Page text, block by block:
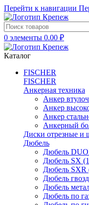
Перейти к навигации
0 элементы 0.00 ₽
Каталог
FISCHER
FISCHER
Анкерная техника
Анкер
Анкер
Анкер
Анкерный
Диски отрезные и
Дюбель
Дюбель
Дюбель SX
Дюбель SXR
Дюбель
Дюбель
Дюбель по